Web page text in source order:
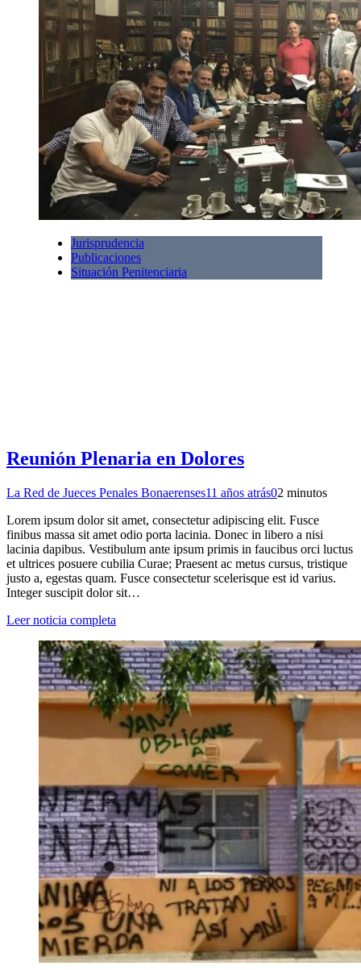
Jurisprudencia
Publicaciones
Situación Penitenciaria
Reunión Plenaria en Dolores
La Red de Jueces Penales Bonaerenses11 años atrás02 minutos
Lorem ipsum dolor sit amet, consectetur adipiscing elit. Fusce
finibus massa sit amet odio porta lacinia. Donec in libero a nisi
lacinia dapibus. Vestibulum ante ipsum primis in faucibus orci luctus
et ultrices posuere cubilia Curae; Praesent ac metus cursus, tristique
justo a, egestas quam. Fusce consectetur scelerisque est id varius.
Integer suscipit dolor sit…
Leer noticia completa